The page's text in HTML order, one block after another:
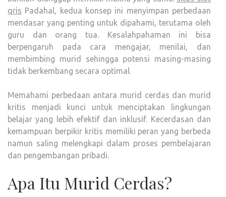
qris Padahal, kedua konsep ini menyimpan perbedaan
mendasar yang penting untuk dipahami, terutama oleh
guru dan orang tua. Kesalahpahaman ini bisa
berpengaruh pada cara mengajar, menilai, dan
membimbing murid sehingga potensi masing-masing
tidak berkembang secara optimal.
Memahami perbedaan antara murid cerdas dan murid
kritis menjadi kunci untuk menciptakan lingkungan
belajar yang lebih efektif dan inklusif. Kecerdasan dan
kemampuan berpikir kritis memiliki peran yang berbeda
namun saling melengkapi dalam proses pembelajaran
dan pengembangan pribadi.
Apa Itu Murid Cerdas?